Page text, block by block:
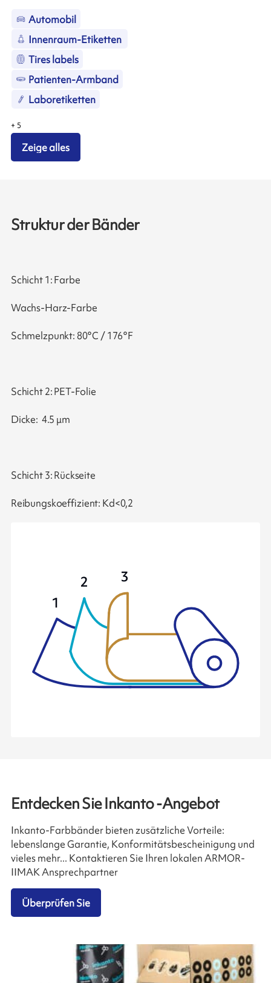
Automobil
Innenraum-Etiketten
Tires labels
Patienten-Armband
Laboretiketten
+ 5
Zeige alles
Struktur der Bänder
Schicht 1: Farbe
Wachs-Harz-Farbe
Schmelzpunkt: 80°C / 176°F
Schicht 2: PET-Folie
Dicke: 4.5 μm
Schicht 3: Rückseite
Reibungskoeffizient: Kd<0,2
Entdecken Sie Inkanto -Angebot
Inkanto-Farbbänder bieten zusätzliche Vorteile:
lebenslange Garantie, Konformitätsbescheinigung und
vieles mehr... Kontaktieren Sie Ihren lokalen ARMOR-
IIMAK Ansprechpartner
Überprüfen Sie